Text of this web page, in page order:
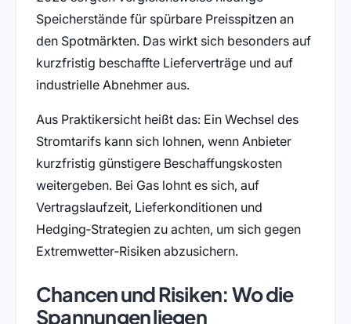
Speicherstände für spürbare Preisspitzen an
den Spotmärkten. Das wirkt sich besonders auf
kurzfristig beschaffte Lieferverträge und auf
industrielle Abnehmer aus.
Aus Praktikersicht heißt das: Ein Wechsel des
Stromtarifs kann sich lohnen, wenn Anbieter
kurzfristig günstigere Beschaffungskosten
weitergeben. Bei Gas lohnt es sich, auf
Vertragslaufzeit, Lieferkonditionen und
Hedging‑Strategien zu achten, um sich gegen
Extremwetter‑Risiken abzusichern.
Chancen und Risiken: Wo die
Spannungen liegen